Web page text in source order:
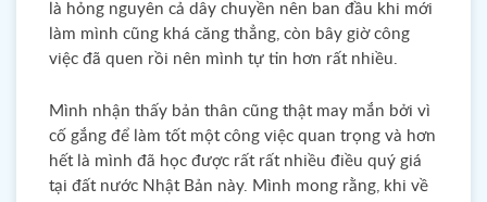
là hỏng nguyên cả dây chuyền nên ban đầu khi mới
làm mình cũng khá căng thẳng, còn bây giờ công
việc đã quen rồi nên mình tự tin hơn rất nhiều.
Mình nhận thấy bản thân cũng thật may mắn bởi vì
cố gắng để làm tốt một công việc quan trọng và hơn
hết là mình đã học được rất rất nhiều điều quý giá
tại đất nước Nhật Bản này. Mình mong rằng, khi về